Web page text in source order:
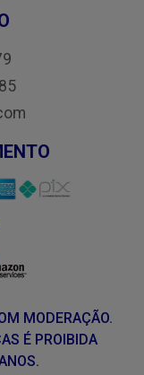
MODERAÇÃO.
É PROIBIDA